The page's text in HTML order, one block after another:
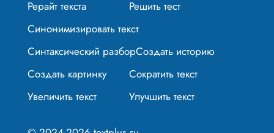
Рерайт текста
Решить тест
Синонимизировать текст
Синтаксический разборСоздать историю
Создать картинку
Сократить текст
Увеличить текст
Улучшить текст